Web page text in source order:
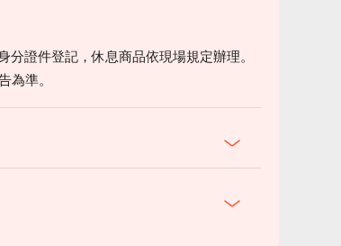
證件登記，休息商品依現場規定辦理。
準。